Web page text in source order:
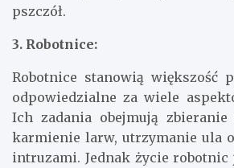
pszczół.
3. Robotnice:
Robotnice stanowią większość
odpowiedzialne za wiele
Ich zadania obejmują
karmienie larw, utrzymanie ula
intruzami. Jednak życie robotnic